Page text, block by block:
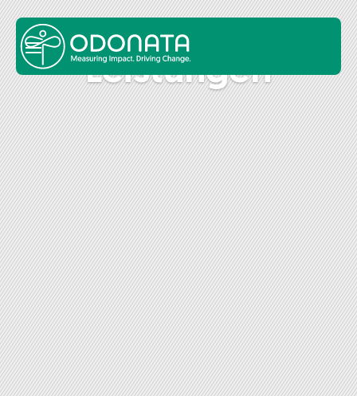
Leis­tun­gen